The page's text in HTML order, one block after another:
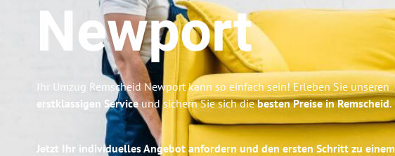
Newport
Ihr Umzug Remscheid Newport kann so einfach sein! Erleben Sie unseren
erstklassigen Serviceund sichern Sie sich diebesten Preise in Remscheid.
Jetzt Ihr individuelles Angebot anfordern und den ersten Schritt zu einem